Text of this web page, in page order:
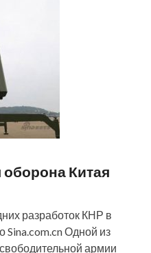
Китая
разработок КНР в
Sina.com.cn Одной из
армии